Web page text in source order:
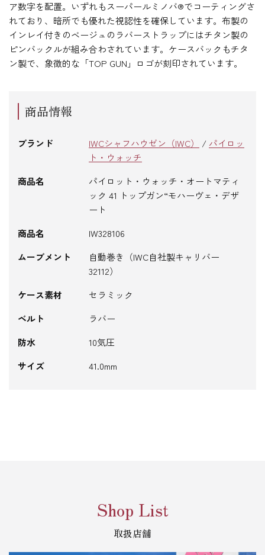
ア数字を配置。いずれもスーパールミノバ®でコーティングさ
れており、暗所でも優れた視認性を確保しています。布製の
インレイ付きのベージュのラバーストラップにはチタン製の
ピンバックルが組み合わされています。ケースバックもチタ
ン製で、象徴的な「TOP GUN」ロゴが刻印されています。
商品情報
ブランド IWCシャフハウゼン（IWC） / パイロッ
ト・ウォッチ
商品名
パイロット・ウォッチ・オートマティ
ック 41 トップガン“モハーヴェ・デザ
ート
商品名
IW328106
ムーブメント
自動巻き（IWC自社製キャリバー
32112）
ケース素材
セラミック
ベルト
ラバー
防水
10気圧
サイズ
41.0mm
Shop List
取扱店舗